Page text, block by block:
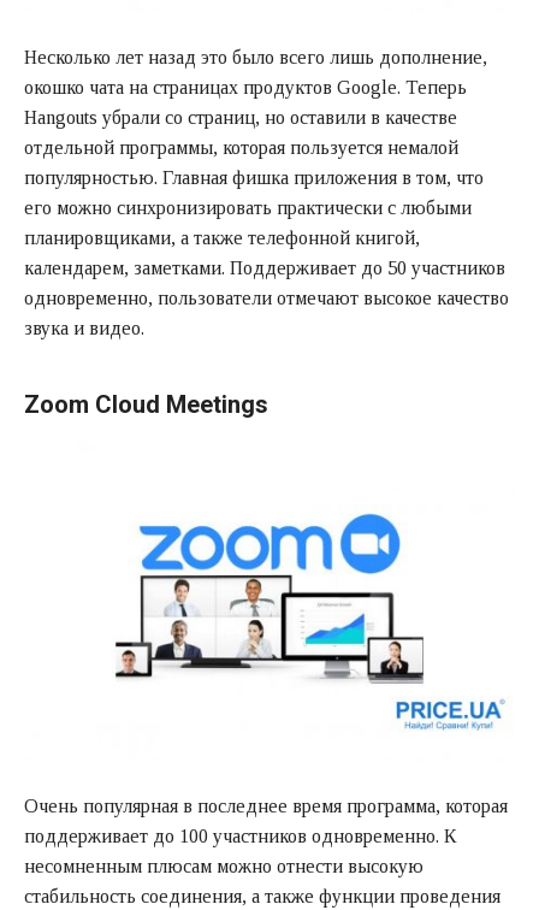
Несколько лет назад это было всего лишь дополнение,
окошко чата на страницах продуктов Google. Теперь
Hangouts убрали со страниц, но оставили в качестве
отдельной программы, которая пользуется немалой
популярностью. Главная фишка приложения в том, что
его можно синхронизировать практически с любыми
планировщиками, а также телефонной книгой,
календарем, заметками. Поддерживает до 50 участников
одновременно, пользователи отмечают высокое качество
звука и видео.
Zoom Cloud Meetings
Очень популярная в последнее время программа, которая
поддерживает до 100 участников одновременно. К
несомненным плюсам можно отнести высокую
стабильность соединения, а также функции проведения